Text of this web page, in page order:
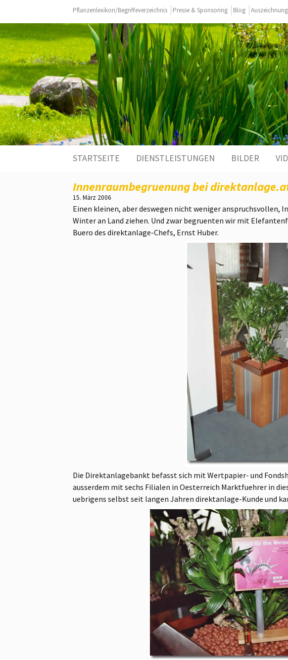
Pflanzenlexikon/Begriffeverzeichnis Presse & Sponsoring Blog
Inhalt
STARTSEITE DIENSTLEISTUNGEN BILDER
Innenraumbegruenung bei
15. März 2006
Einen kleinen, aber deswegen nicht weniger anspruchsvollen,
Winter an Land ziehen. Und zwar begruenten wir mit
Buero des direktanlage-Chefs, Ernst Huber.
Die Direktanlagebankt befasst sich mit Wertpapier- und
ausserdem mit sechs Filialen in Oesterreich Marktfuehrer in
uebrigens selbst seit langen Jahren direktanlage-Kunde und